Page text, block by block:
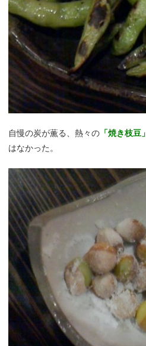
自慢の炭が薫る、熱々の 「焼き枝豆」
はなかった。